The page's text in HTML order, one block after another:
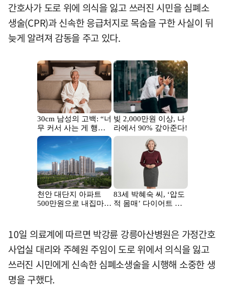
간호사가 도로 위에 의식을 잃고 쓰러진 시민을 심폐소
생술(CPR)과 신속한 응급처지로 목숨을 구한 사실이 뒤
늦게 알려져 감동을 주고 있다.
10일 의료계에 따르면 박강륜 강릉아산병원은 가정간호
사업실 대리와 주혜원 주임이 도로 위에서 의식을 잃고
쓰러진 시민에게 신속한 심폐소생술을 시행해 소중한 생
명을 구했다.